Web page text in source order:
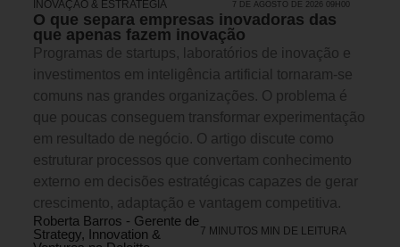
INOVAÇÃO & ESTRATÉGIA 7 DE AGOSTO DE 2026 09H00
O que separa empresas inovadoras das
que apenas fazem inovação
Programas de startups, laboratórios de inovação e
investimentos em inteligência artificial tornaram-se
comuns nas grandes organizações. O problema é
que poucas conseguem transformar experimentação
em resultado de negócio. O artigo discute como
estruturar processos que convertam conhecimento
externo em decisões estratégicas capazes de gerar
crescimento, adaptação e vantagem competitiva.
Roberta Barros - Gerente de
Strategy, Innovation &
7 MINUTOS MIN DE LEITURA